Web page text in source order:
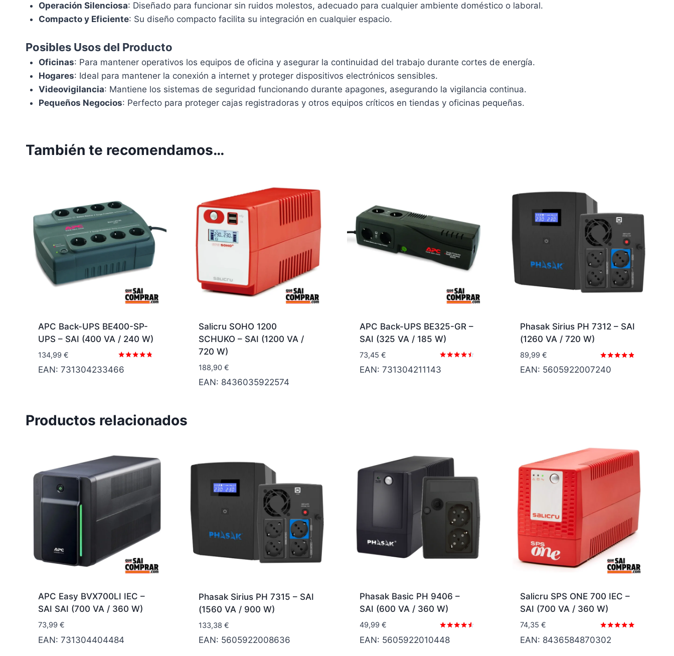
Operación Silenciosa: Diseñado para funcionar sin ruidos molestos, adecuado para cualquier ambiente doméstico o laboral.
Compacto y Eficiente: Su diseño compacto facilita su integración en cualquier espacio.
Posibles Usos del Producto
Oficinas: Para mantener operativos los equipos de oficina y asegurar la continuidad del trabajo durante cortes de energía.
Hogares: Ideal para mantener la conexión a internet y proteger dispositivos electrónicos sensibles.
Videovigilancia: Mantiene los sistemas de seguridad funcionando durante apagones, asegurando la vigilancia continua.
Pequeños Negocios: Perfecto para proteger cajas registradoras y otros equipos críticos en tiendas y oficinas pequeñas.
También te recomendamos…
APC Back-UPS BE400-SP-
UPS – SAI (400 VA / 240 W)
Valorado
con
134,99 €
EAN: 731304233466
Salicru SOHO 1200
SCHUKO – SAI (1200 VA /
720 W)
188,90 €
EAN: 8436035922574
APC Back-UPS BE325-GR –
SAI (325 VA / 185 W)
Valorado
con
73,45 €
EAN: 731304211143
Phasak Sirius PH 7312 – SAI
(1260 VA / 720 W)
Valorado
con
89,99 €
EAN: 5605922007240
Productos relacionados
APC Easy BVX700LI IEC –
SAI SAI (700 VA / 360 W)
73,99 €
EAN: 731304404484
Phasak Sirius PH 7315 – SAI
(1560 VA / 900 W)
133,38 €
EAN: 5605922008636
Phasak Basic PH 9406 –
SAI (600 VA / 360 W)
Valorado
con
49,99 €
EAN: 5605922010448
Salicru SPS ONE 700 IEC –
SAI (700 VA / 360 W)
Valorado
con
74,35 €
EAN: 8436584870302